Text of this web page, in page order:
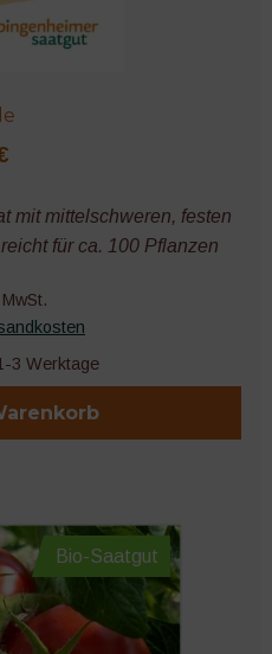
mit mittelschweren, festen
für ca. 100 Pflanzen
3 Werktage
Bio-Saatgut